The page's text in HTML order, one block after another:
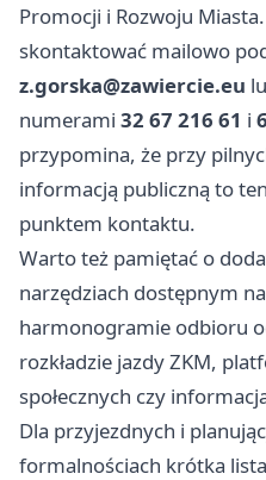
Promocji i Rozwoju
skontaktować mailowo
z.gorska@zawiercie.eu
numerami 32 67 216 61 i
przypomina, że przy
informacją publiczną to
punktem kontaktu.
Warto też pamiętać o
narzędziach dostępnym
harmonogramie odbioru
rozkładzie jazdy ZKM,
społecznych czy
Dla przyjezdnych i
formalnościach krótka